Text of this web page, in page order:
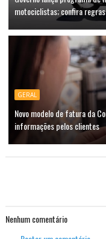
motociclistas; confira regras
GERAL
Novo modelo de fatura da
informações pelos clientes
Nenhum comentário